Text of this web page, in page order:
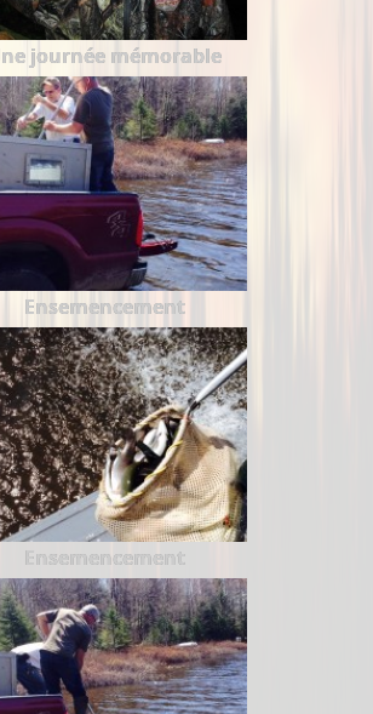
journée mémorable
Ensemencement
Ensemencement